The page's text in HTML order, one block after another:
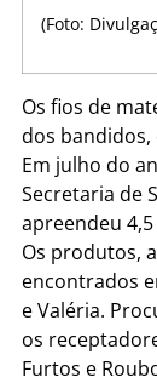
(Foto:
Os fios de
dos
Em julho do
Secretaria de
apreendeu
Os produtos,
encontrados
e Valéria.
os
Furtos e